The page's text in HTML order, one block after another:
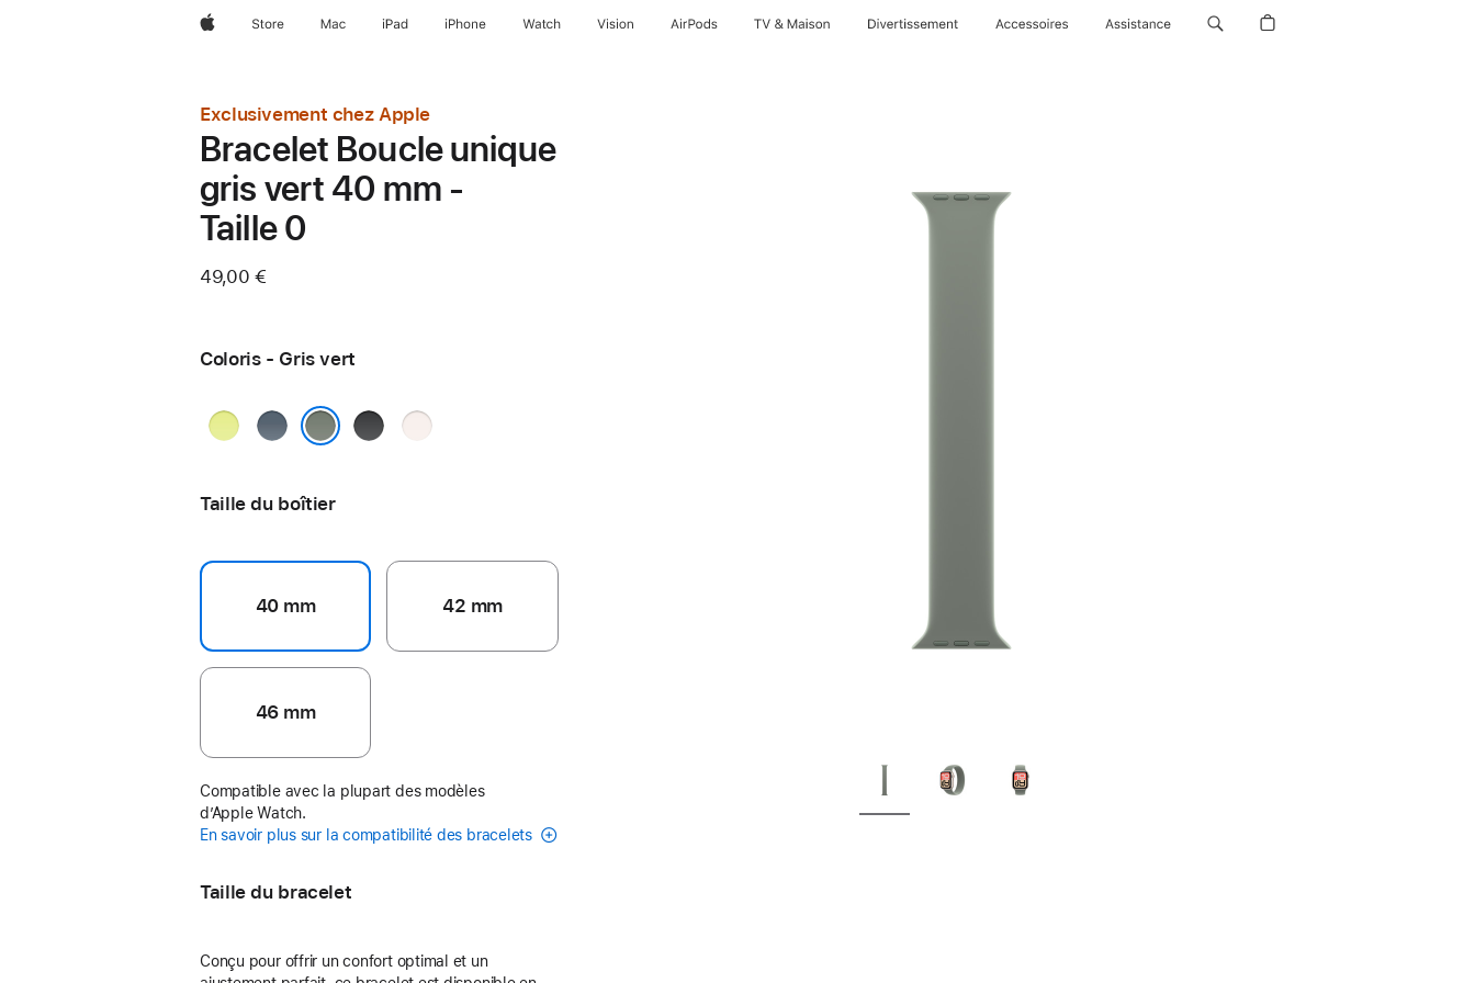
AppleStore Mac iPad iPhone Watch Vision AirPods TV & Maison Divertissements Accessoires Assistance
Exclusivement chez Apple
Bracelet Boucle unique
gris vert 40 mm -
Taille 0
49,00 €
Coloris - Gris vert
JauneBleu
maritime
Noir
Rose
Taille du boîtier
40 mm 42 mm
46 mm
Compatible avec la plupart des modèles
d’Apple Watch.
En savoir plus sur la compatibilité des bracelets
Taille du bracelet
Conçu pour offrir un confort optimal et un